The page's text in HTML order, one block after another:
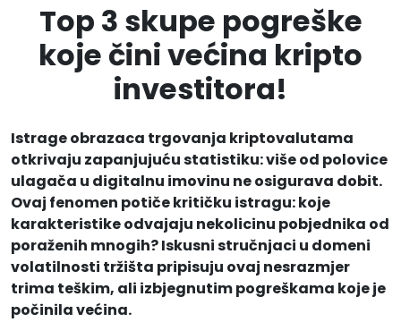
Top 3 skupe pogreške
koje čini većina kripto
investitora!
Istrage obrazaca trgovanja kriptovalutama
otkrivaju zapanjujuću statistiku: više od polovice
ulagača u digitalnu imovinu ne osigurava dobit.
Ovaj fenomen potiče kritičku istragu: koje
karakteristike odvajaju nekolicinu pobjednika od
poraženih mnogih? Iskusni stručnjaci u domeni
volatilnosti tržišta pripisuju ovaj nesrazmjer
trima teškim, ali izbjegnutim pogreškama koje je
počinila većina.